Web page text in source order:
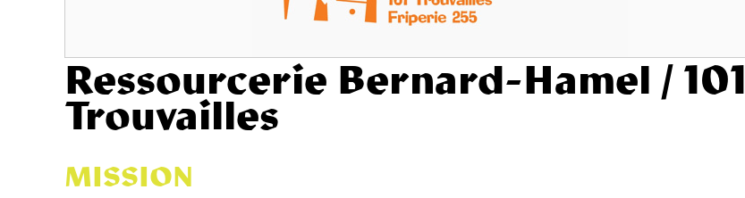
Ressourcerie Bernard-Hamel / 101
Trouvailles
MISSION